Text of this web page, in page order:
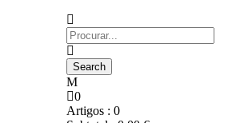
0
Artigos : 0